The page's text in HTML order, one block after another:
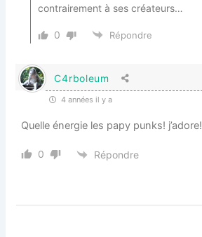
contrairement à ses créateurs…
0 Répondre
C4rboleum
4 années il y a
Quelle énergie les papy punks! j’adore!
0 Répondre